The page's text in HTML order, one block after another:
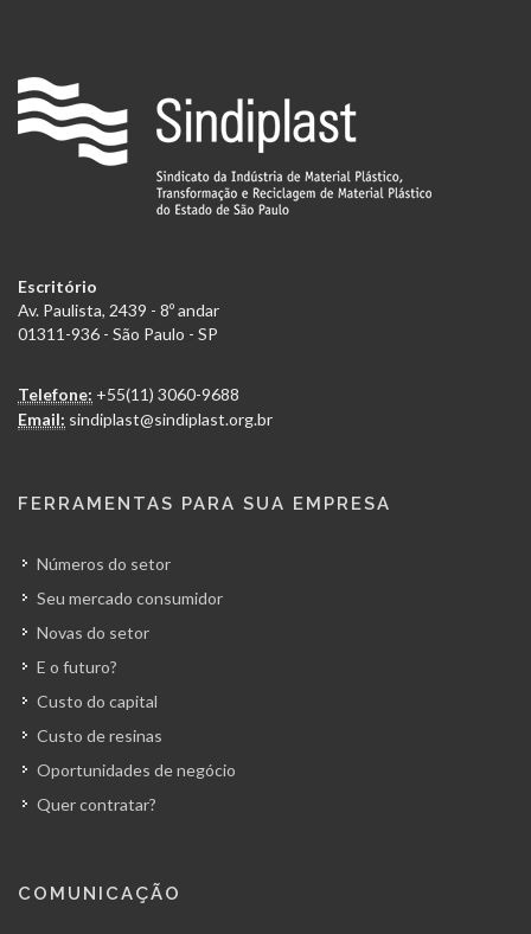
Escritório
Av. Paulista, 2439 - 8º andar
01311-936 - São Paulo - SP
Telefone: +55(11) 3060-9688
Email: sindiplast@sindiplast.org.br
FERRAMENTAS PARA SUA EMPRESA
Números do setor
Seu mercado consumidor
Novas do setor
E o futuro?
Custo do capital
Custo de resinas
Oportunidades de negócio
Quer contratar?
COMUNICAÇÃO